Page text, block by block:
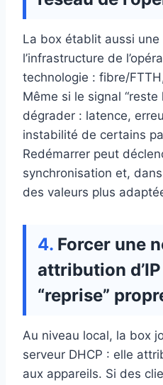
La box établit aussi une
l’infrastructure de
technologie : fibre/
Même si le signal “reste
dégrader : latence,
instabilité de certains
Redémarrer peut
synchronisation et,
des valeurs plus
Forcer une
attribution
“reprise”
Au niveau local, la box
serveur DHCP : elle
aux appareils. Si des